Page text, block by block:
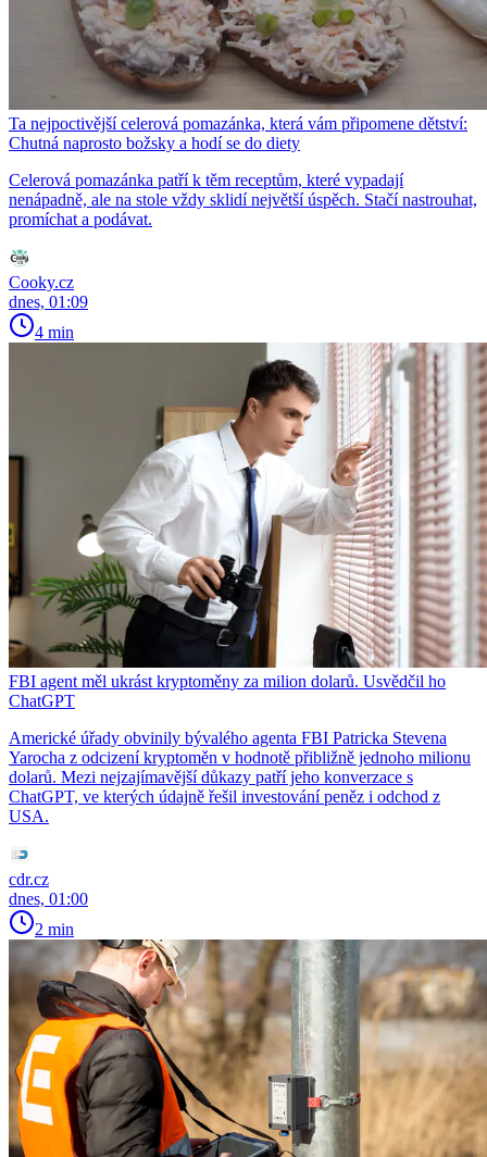
Ta nejpoctivější celerová pomazánka, která vám připomene dětství:
Chutná naprosto božsky a hodí se do diety
Celerová pomazánka patří k těm receptům, které vypadají
nenápadně, ale na stole vždy sklidí největší úspěch. Stačí nastrouhat,
promíchat a podávat.
Cooky.cz
dnes, 01:09
4 min
FBI agent měl ukrást kryptoměny za milion dolarů. Usvědčil ho
ChatGPT
Americké úřady obvinily bývalého agenta FBI Patricka Stevena
Yarocha z odcizení kryptoměn v hodnotě přibližně jednoho milionu
dolarů. Mezi nejzajímavější důkazy patří jeho konverzace s
ChatGPT, ve kterých údajně řešil investování peněz i odchod z
USA.
cdr.cz
dnes, 01:00
2 min